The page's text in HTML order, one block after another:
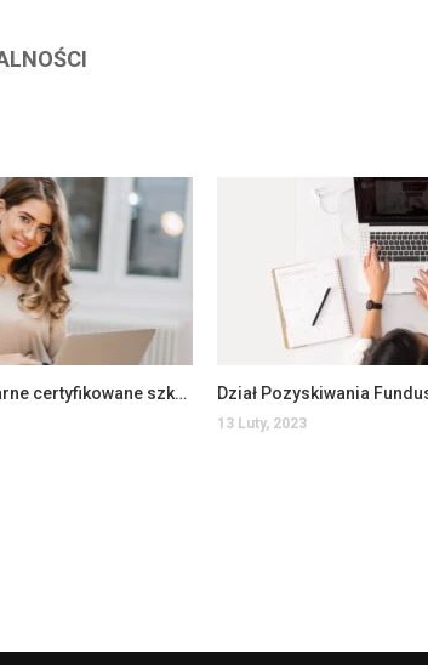
Nabór na stacjonarne certyfikowane szkolenia
13 Luty, 2023